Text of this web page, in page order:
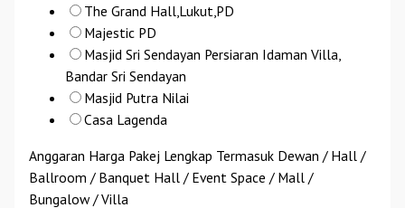
The Grand Hall,Lukut,PD
Majestic PD
Masjid Sri Sendayan Persiaran Idaman Villa,
Bandar Sri Sendayan
Masjid Putra Nilai
Casa Lagenda
Anggaran Harga Pakej Lengkap Termasuk Dewan / Hall /
Ballroom / Banquet Hall / Event Space / Mall /
Bungalow / Villa